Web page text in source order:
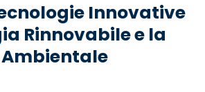
Innovative
Rinnovabile e la
Ambientale